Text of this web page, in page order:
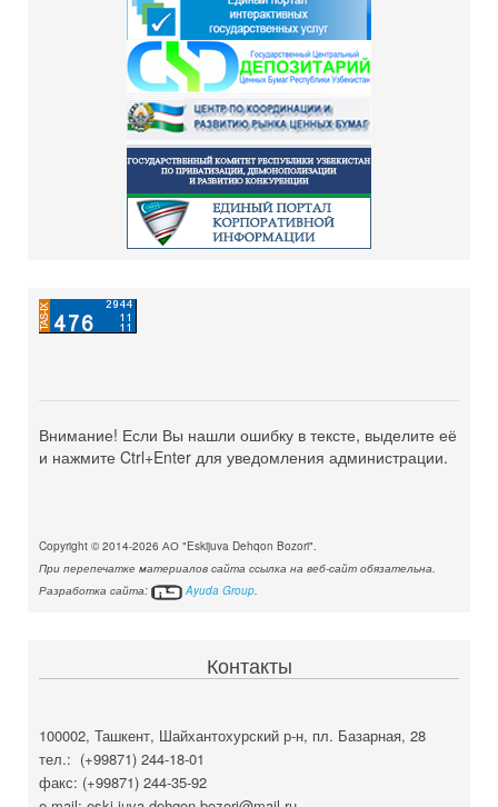
Внимание! Если Вы нашли ошибку в тексте, выделите её
и нажмите Ctrl+Enter для уведомления администрации.
Copyright © 2014-2026 АО "Eskijuva Dehqon Bozori".
При перепечатке материалов сайта ссылка на веб-сайт обязательна.
Разработка сайта:
Ayuda Group.
Контакты
100002, Ташкент, Шайхантохурский р-н, пл. Базарная, 28
тел.: (+99871) 244-18-01
факс: (+99871) 244-35-92